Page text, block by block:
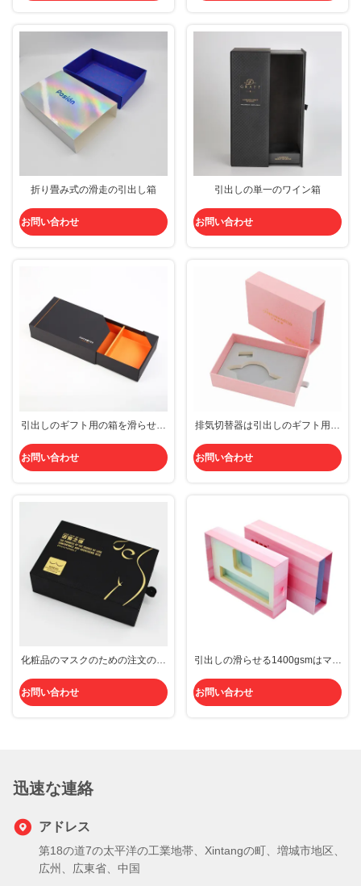
折り畳み式の滑走の引出し箱
お問い合わせ
引出しの単一のワイン箱
お問い合わせ
引出しのギフト用の箱を滑らせる
お問い合わせ
排気切替器は引出しのギフト用の
滑らせるDIYにはめ込む
お問い合わせ
化粧品のマスクのための注文のマ
張り、押しなさい
お問い合わせ
引出しの滑らせる1400gsmはマッ
をギフト用の箱、ISO9001を引っ
お問い合わせ
迅速な連絡
アドレス
第18の道7の太平洋の工業地帯、Xintangの町、増城市地区、
広州、広東省、中国